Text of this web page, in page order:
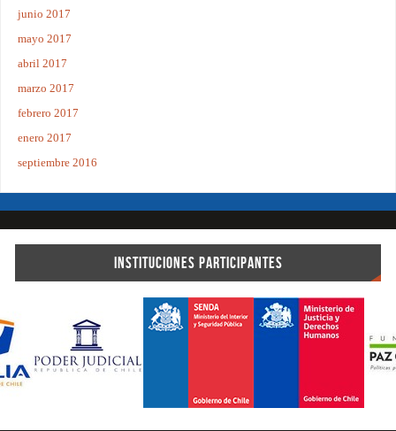
junio 2017
mayo 2017
abril 2017
marzo 2017
febrero 2017
enero 2017
septiembre 2016
INSTITUCIONES PARTICIPANTES